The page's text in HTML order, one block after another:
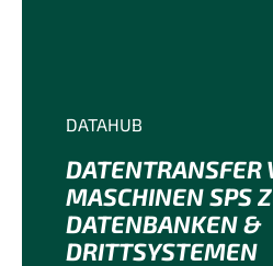
DATAHUB
DATENTRANSFER
MASCHINEN SPS
DATENBANKEN &
DRITTSYSTEMEN